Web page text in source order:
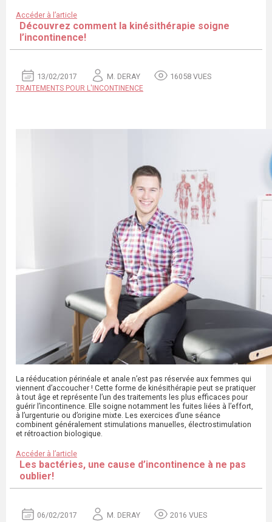
Accéder à l’article
Découvrez comment la kinésithérapie soigne
l’incontinence!
13/02/2017 M. DERAY 16058 VUES
TRAITEMENTS POUR L'INCONTINENCE
La rééducation périnéale et anale n’est pas réservée aux femmes qui
viennent d’accoucher ! Cette forme de kinésithérapie peut se pratiquer
à tout âge et représente l’un des traitements les plus efficaces pour
guérir l’incontinence. Elle soigne notamment les fuites liées à l’effort,
à l’urgenturie ou d’origine mixte. Les exercices d’une séance
combinent généralement stimulations manuelles, électrostimulation
et rétroaction biologique.
Accéder à l’article
Les bactéries, une cause d’incontinence à ne pas
oublier!
06/02/2017 M. DERAY 2016 VUES